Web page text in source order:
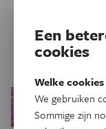
Een
cookies
Welke
We gebruiken
Sommige zijn